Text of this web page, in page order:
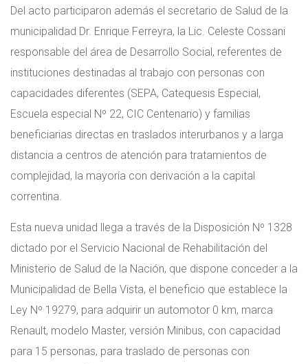
Del acto participaron además el secretario de Salud de la
municipalidad Dr. Enrique Ferreyra, la Lic. Celeste Cossani
responsable del área de Desarrollo Social, referentes de
instituciones destinadas al trabajo con personas con
capacidades diferentes (SEPA, Catequesis Especial,
Escuela especial Nº 22, CIC Centenario) y familias
beneficiarias directas en traslados interurbanos y a larga
distancia a centros de atención para tratamientos de
complejidad, la mayoría con derivación a la capital
correntina.
Esta nueva unidad llega a través de la Disposición Nº 1328
dictado por el Servicio Nacional de Rehabilitación del
Ministerio de Salud de la Nación, que dispone conceder a la
Municipalidad de Bella Vista, el beneficio que establece la
Ley Nº 19279, para adquirir un automotor 0 km, marca
Renault, modelo Master, versión Minibus, con capacidad
para 15 personas, para traslado de personas con